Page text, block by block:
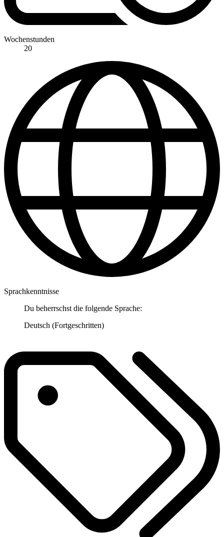
Wochenstunden
20
Sprachkenntnisse
Du beherrschst die folgende Sprache:
Deutsch (Fortgeschritten)